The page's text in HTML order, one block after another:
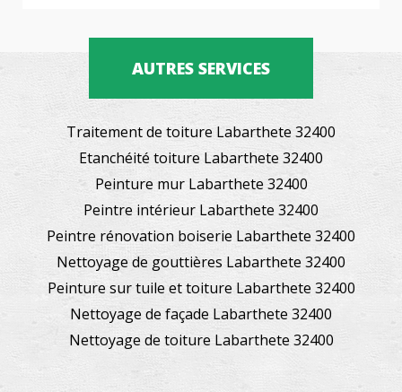
AUTRES SERVICES
Traitement de toiture Labarthete 32400
Etanchéité toiture Labarthete 32400
Peinture mur Labarthete 32400
Peintre intérieur Labarthete 32400
Peintre rénovation boiserie Labarthete 32400
Nettoyage de gouttières Labarthete 32400
Peinture sur tuile et toiture Labarthete 32400
Nettoyage de façade Labarthete 32400
Nettoyage de toiture Labarthete 32400